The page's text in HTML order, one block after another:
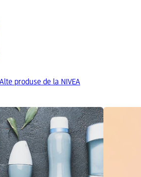
Alte produse de la NIVEA